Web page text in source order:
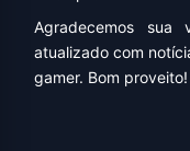
Agradecemos sua
atualizado com
gamer. Bom proveito!